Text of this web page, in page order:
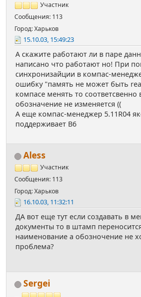
Участник
Сообщения: 113
Город: Харьков
15.10.03, 15:49:23
А скажите работают ли в паре
написано что работают но! При
синхронизайции в компас-
ошибку "память не может быть
компасе менять то
обозначение не изменяется ((
А еще компас-менеджер 5.11R04
поддерживает В6
Aless
Участник
Сообщения: 113
Город: Харьков
16.10.03, 11:32:11
ДА вот еще тут если создавать в
документы то в штамп
наименование а обозночение не
проблема?
Sergei